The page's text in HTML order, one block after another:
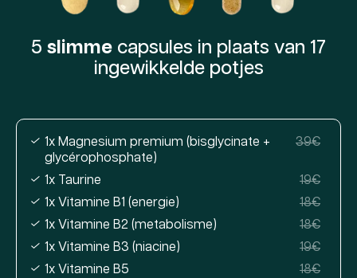
5 slimme capsules in plaats van 17
ingewikkelde potjes
1x Magnesium premium (bisglycinate +
glycérophosphate)
39€
1x Taurine
19€
1x Vitamine B1 (energie)
18€
1x Vitamine B2 (metabolisme)
18€
1x Vitamine B3 (niacine)
19€
1x Vitamine B5
18€